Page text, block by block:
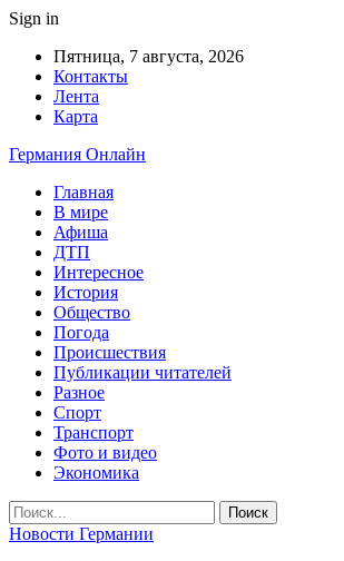
Sign in
Пятница, 7 августа, 2026
Контакты
Лента
Карта
Германия Онлайн
Главная
В мире
Афиша
ДТП
Интересное
История
Общество
Погода
Происшествия
Публикации читателей
Разное
Спорт
Транспорт
Фото и видео
Экономика
Новости Германии